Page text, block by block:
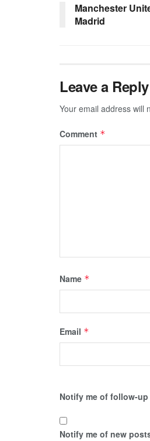
Manchester
Madrid
Leave a Reply
Your email address will
Comment *
Name *
Email *
Notify me of follow-
Notify me of new